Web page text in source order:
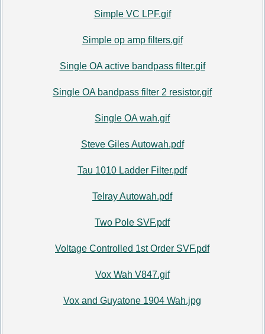
Simple VC LPF.gif
Simple op amp filters.gif
Single OA active bandpass filter.gif
Single OA bandpass filter 2 resistor.gif
Single OA wah.gif
Steve Giles Autowah.pdf
Tau 1010 Ladder Filter.pdf
Telray Autowah.pdf
Two Pole SVF.pdf
Voltage Controlled 1st Order SVF.pdf
Vox Wah V847.gif
Vox and Guyatone 1904 Wah.jpg